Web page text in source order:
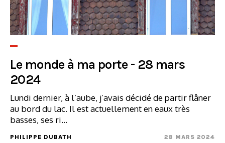
Le monde à ma porte - 28 mars
2024
Lundi dernier, à l’aube, j’avais décidé de partir flâner
au bord du lac. Il est actuellement en eaux très
basses, ses ri...
PHILIPPE DUBATH 28 MARS 2024